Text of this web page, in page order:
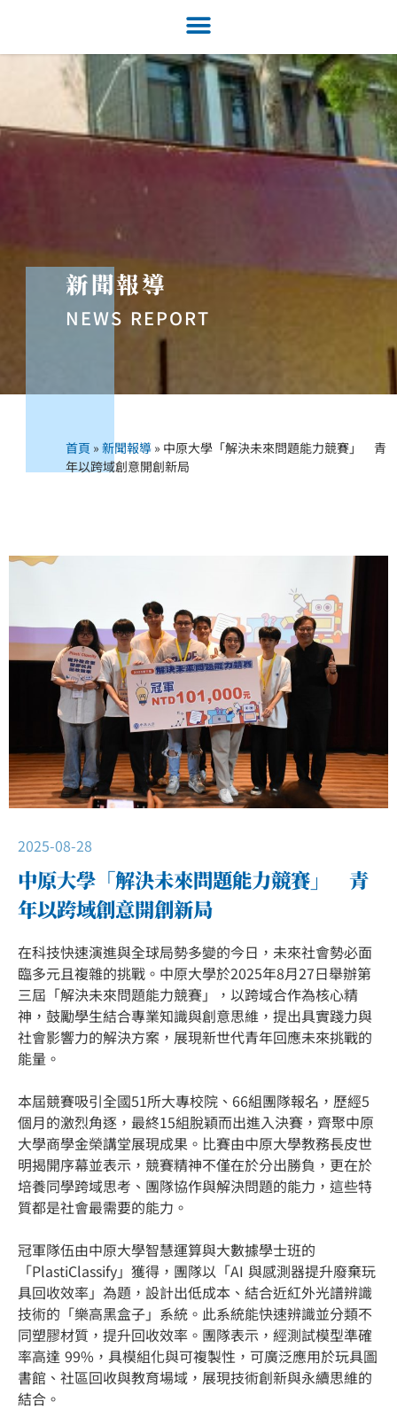
新聞報導
NEWS REPORT
首頁 »新聞報導 » 中原大學「解決未來問題能力競賽」 青
年以跨域創意開創新局
2025-08-28
中原大學「解決未來問題能力競賽」 青
年以跨域創意開創新局
在科技快速演進與全球局勢多變的今日，未來社會勢必面
臨多元且複雜的挑戰。中原大學於2025年8月27日舉辦第
三屆「解決未來問題能力競賽」，以跨域合作為核心精
神，鼓勵學生結合專業知識與創意思維，提出具實踐力與
社會影響力的解決方案，展現新世代青年回應未來挑戰的
能量。
本屆競賽吸引全國51所大專校院、66組團隊報名，歷經5
個月的激烈角逐，最終15組脫穎而出進入決賽，齊聚中原
大學商學金榮講堂展現成果。比賽由中原大學教務長皮世
明揭開序幕並表示，競賽精神不僅在於分出勝負，更在於
培養同學跨域思考、團隊協作與解決問題的能力，這些特
質都是社會最需要的能力。
冠軍隊伍由中原大學智慧運算與大數據學士班的
「PlastiClassify」獲得，團隊以「AI 與感測器提升廢棄玩
具回收效率」為題，設計出低成本、結合近紅外光譜辨識
技術的「樂高黑盒子」系統。此系統能快速辨識並分類不
同塑膠材質，提升回收效率。團隊表示，經測試模型準確
率高達 99%，具模組化與可複製性，可廣泛應用於玩具圖
書館、社區回收與教育場域，展現技術創新與永續思維的
結合。